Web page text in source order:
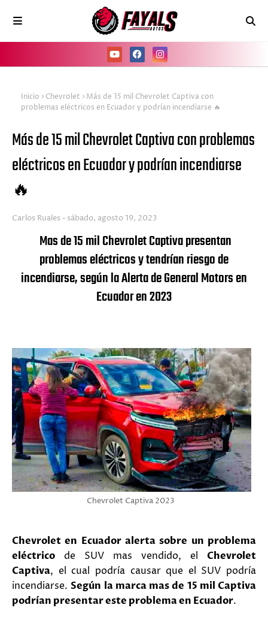
Inicio Chevrolet
Más de 15 mil Chevrolet Captiva con
problemas eléctricos en Ecuador y podrían incendiarse 🔥
Más de 15 mil Chevrolet Captiva con problemas
eléctricos en Ecuador y podrían incendiarse
🔥
Carlos Ruales sábado, agosto 19, 2023
Mas de 15 mil Chevrolet Captiva presentan
problemas eléctricos y tendrían riesgo de
incendiarse, según la Alerta de General Motors en
Ecuador en 2023
Chevrolet Captiva 2023
Chevrolet en Ecuador alerta sobre un problema
eléctrico de SUV mas vendido, el Chevrolet
Captiva, el cual podría causar que el SUV podría
incendiarse.Según la marca mas de 15 mil Captiva
podrían presentar este problema en Ecuador.